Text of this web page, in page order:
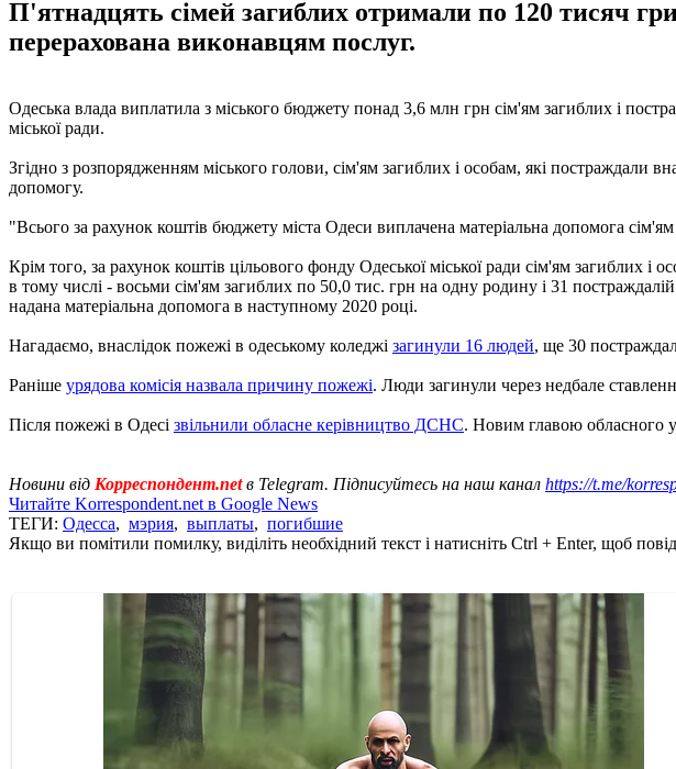
П'ятнадцять сімей загиблих отримали по 120 тисяч
перерахована виконавцям послуг.
Одеська влада виплатила з міського бюджету понад 3,6 млн грн сім'ям загиблих і
міської ради.
Згідно з розпорядженням міського голови, сім'ям загиблих і особам, які постраждали
допомогу.
"Всього за рахунок коштів бюджету міста Одеси виплачена матеріальна допомога
Крім того, за рахунок коштів цільового фонду Одеської міської ради сім'ям загиблих
в тому числі - восьми сім'ям загиблих по 50,0 тис. грн на одну родину і 31
надана матеріальна допомога в наступному 2020 році.
Нагадаємо, внаслідок пожежі в одеському коледжі загинули 16 людей, ще 30
Раніше урядова комісія назвала причину пожежі. Люди загинули через недбале
Після пожежі в Одесі звільнили обласне керівництво ДСНС. Новим главою обласного
Новини від Корреспондент.netв Telegram. Підписуйтесь на наш канал https://t.me/
Читайте Korrespondent.net в Google News
ТЕГИ: Одесса, мэрия, выплаты, погибшие
Якщо ви помітили помилку, виділіть необхідний текст і натисніть Ctrl + Enter, щоб